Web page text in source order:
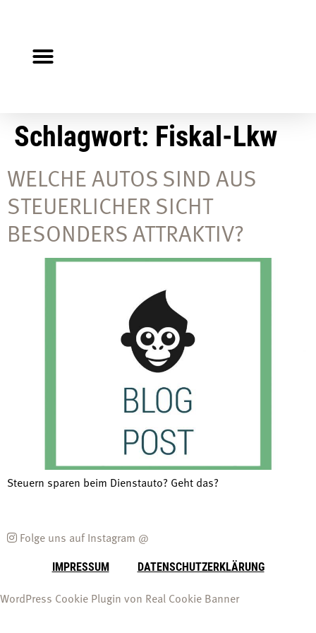
Schlagwort: Fiskal-Lkw
WELCHE AUTOS SIND AUS
STEUERLICHER SICHT
BESONDERS ATTRAKTIV?
Steuern sparen beim Dienstauto? Geht das?
Folge uns auf Instagram @
IMPRESSUM DATENSCHUTZERKLÄRUNG
WordPress Cookie Plugin von Real Cookie Banner